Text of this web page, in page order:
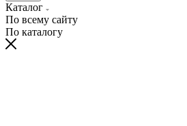
Каталог
По всему сайту
По каталогу